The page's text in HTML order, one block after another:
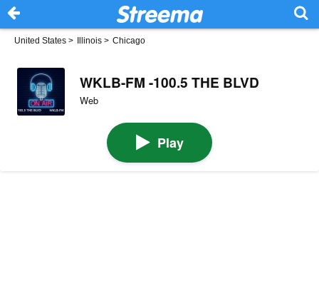
United States > Illinois > Chicago
WKLB-FM -100.5 THE BLVD
Web
Play